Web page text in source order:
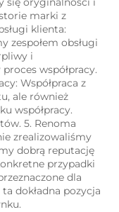
marki z
klienta:
zespołem obsługi
i
współpracy.
Współpraca z
ale również
współpracy.
5. Renoma
zrealizowaliśmy
dobrą reputację
przypadki
dla
dokładna pozycja